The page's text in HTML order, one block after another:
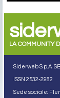
LA COMMUNITY
Siderweb S.p.A.
ISSN 2532-2982
Sede sociale: